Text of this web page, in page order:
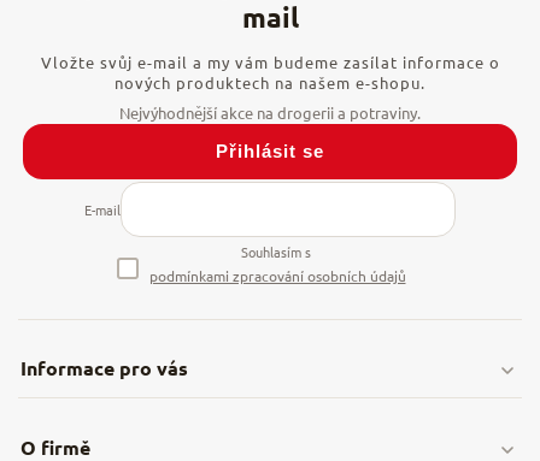
Informace pro vás
Vložte svůj e-mail a my vám budeme zasílat informace o
nových produktech na našem e-shopu.
E-mail
Souhlasím s
podmínkami zpracování osobních údajů
Přihlásit se
O firmě